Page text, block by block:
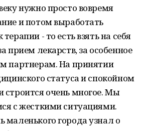
нужно просто вовремя
и потом выработать
- то есть взять на себя
прием лекарств, за особенное
партнерам. На принятии
статуса и спокойном
строится очень многое. Мы
с жесткими ситуациями.
города узнал о